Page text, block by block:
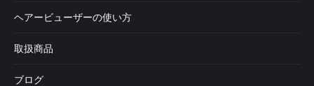
ヘアービューザーの使い方
取扱商品
ブログ